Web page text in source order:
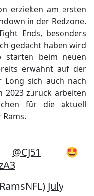
erzielten am ersten
in der Redzone.
Ends, besonders
gedacht haben wird
starten beim neuen
erwähnt auf der
Long sich auch nach
2023 zurück arbeiten
für die aktuell
@CJ51
🤩
July